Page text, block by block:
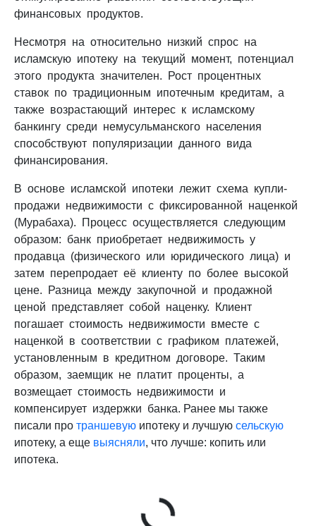
финансовых продуктов.
Несмотря на относительно низкий спрос на
исламскую ипотеку на текущий момент, потенциал
этого продукта значителен. Рост процентных
ставок по традиционным ипотечным кредитам, а
также возрастающий интерес к исламскому
банкингу среди немусульманского населения
способствуют популяризации данного вида
финансирования.
В основе исламской ипотеки лежит схема купли-
продажи недвижимости с фиксированной наценкой
(Мурабаха). Процесс осуществляется следующим
образом: банк приобретает недвижимость у
продавца (физического или юридического лица) и
затем перепродает её клиенту по более высокой
цене. Разница между закупочной и продажной
ценой представляет собой наценку. Клиент
погашает стоимость недвижимости вместе с
наценкой в соответствии с графиком платежей,
установленным в кредитном договоре. Таким
образом, заемщик не платит проценты, а
возмещает стоимость недвижимости и
компенсирует издержки банка. Ранее мы также
писали про траншевую ипотеку и лучшую сельскую
ипотеку, а еще выясняли, что лучше: копить или
ипотека.